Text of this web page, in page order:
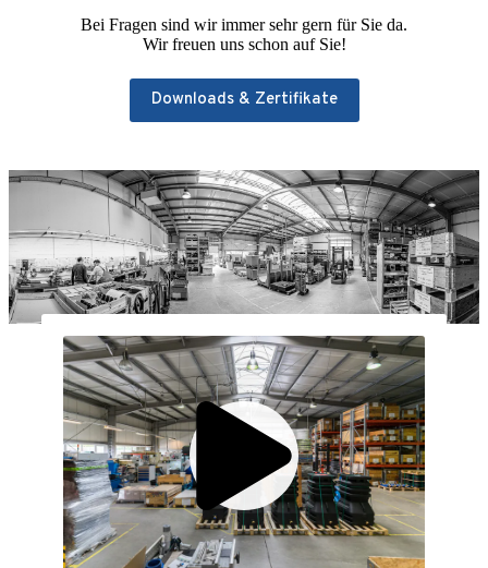
Bei Fragen sind wir immer sehr gern für Sie da.
Wir freuen uns schon auf Sie!
Downloads & Zertifikate